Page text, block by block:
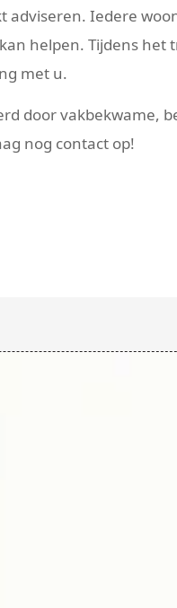
adviseren. Iedere
helpen. Tijdens het
met u.
door vakbekwame,
nog contact op!